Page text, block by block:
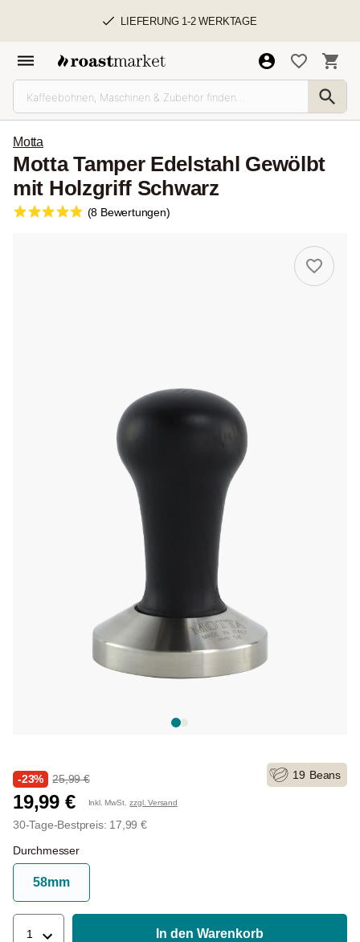
LIEFERUNG 1-2 WERKTAGE
Motta
Motta Tamper Edelstahl Gewölbt
mit Holzgriff Schwarz
(8 Bewertungen)
-23% 25,99 €
19,99 € Inkl. MwSt. zzgl. Versand
30-Tage-Bestpreis: 17,99 €
19 Beans
Durchmesser
58mm
1 In den Warenkorb